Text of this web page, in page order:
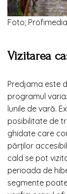
Foto; Profimedia
Vizitarea
Predjama este
programul
lunile de vară.
posibilitate de
ghidate care
părților
cald se pot
perioada de
segmente